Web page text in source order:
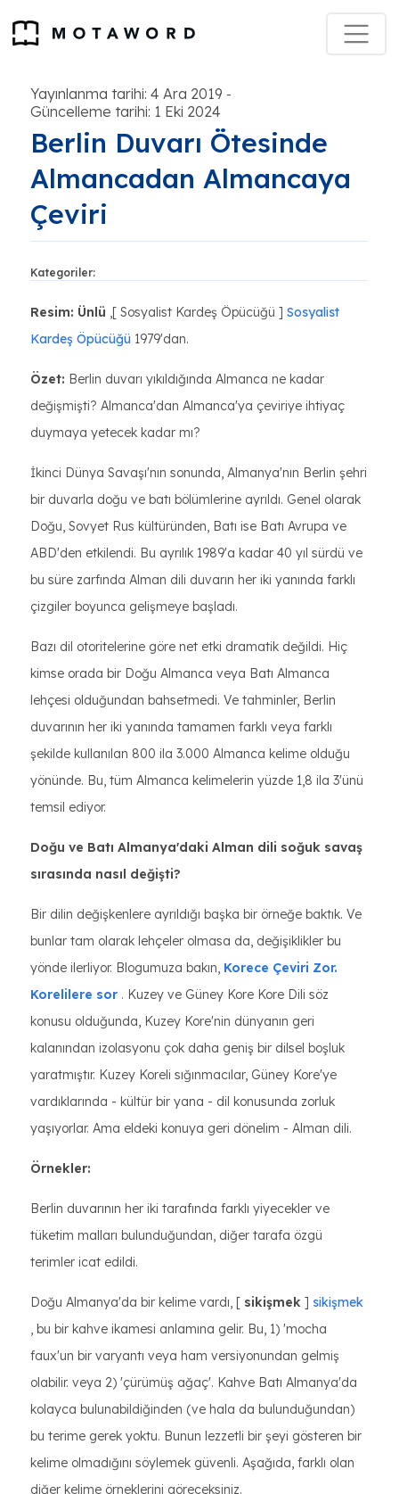
Yayınlanma tarihi: 4 Ara 2019 -
Güncelleme tarihi: 1 Eki 2024
Berlin Duvarı Ötesinde
Almancadan Almancaya
Çeviri
Kategoriler:
Resim: Ünlü ,[ Sosyalist Kardeş Öpücüğü ] Sosyalist
Kardeş Öpücüğü 1979'dan.
Özet: Berlin duvarı yıkıldığında Almanca ne kadar
değişmişti? Almanca'dan Almanca'ya çeviriye ihtiyaç
duymaya yetecek kadar mı?
İkinci Dünya Savaşı'nın sonunda, Almanya'nın Berlin şehri
bir duvarla doğu ve batı bölümlerine ayrıldı. Genel olarak
Doğu, Sovyet Rus kültüründen, Batı ise Batı Avrupa ve
ABD'den etkilendi. Bu ayrılık 1989'a kadar 40 yıl sürdü ve
bu süre zarfında Alman dili duvarın her iki yanında farklı
çizgiler boyunca gelişmeye başladı.
Bazı dil otoritelerine göre net etki dramatik değildi. Hiç
kimse orada bir Doğu Almanca veya Batı Almanca
lehçesi olduğundan bahsetmedi. Ve tahminler, Berlin
duvarının her iki yanında tamamen farklı veya farklı
şekilde kullanılan 800 ila 3.000 Almanca kelime olduğu
yönünde. Bu, tüm Almanca kelimelerin yüzde 1,8 ila 3'ünü
temsil ediyor.
Doğu ve Batı Almanya'daki Alman dili soğuk savaş
sırasında nasıl değişti?
Bir dilin değişkenlere ayrıldığı başka bir örneğe baktık. Ve
bunlar tam olarak lehçeler olmasa da, değişiklikler bu
yönde ilerliyor. Blogumuza bakın, Korece Çeviri Zor.
Korelilere sor . Kuzey ve Güney Kore Kore Dili söz
konusu olduğunda, Kuzey Kore'nin dünyanın geri
kalanından izolasyonu çok daha geniş bir dilsel boşluk
yaratmıştır. Kuzey Koreli sığınmacılar, Güney Kore'ye
vardıklarında - kültür bir yana - dil konusunda zorluk
yaşıyorlar. Ama eldeki konuya geri dönelim - Alman dili.
Örnekler:
Berlin duvarının her iki tarafında farklı yiyecekler ve
tüketim malları bulunduğundan, diğer tarafa özgü
terimler icat edildi.
Doğu Almanya'da bir kelime vardı, [ sikişmek ] sikişmek
, bu bir kahve ikamesi anlamına gelir. Bu, 1) 'mocha
faux'un bir varyantı veya ham versiyonundan gelmiş
olabilir. veya 2) 'çürümüş ağaç'. Kahve Batı Almanya'da
kolayca bulunabildiğinden (ve hala da bulunduğundan)
bu terime gerek yoktu. Bunun lezzetli bir şeyi gösteren bir
kelime olmadığını söylemek güvenli. Aşağıda, farklı olan
diğer kelime örneklerini göreceksiniz.